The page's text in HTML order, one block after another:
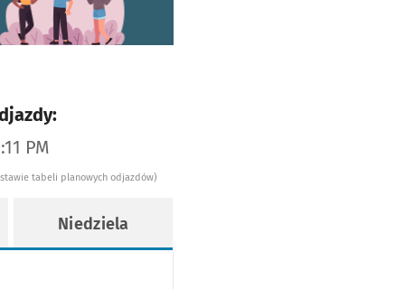
PM
tabeli planowych odjazdów)
Niedziela